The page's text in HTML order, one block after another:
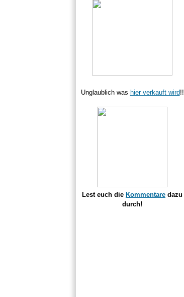
Unglaublich was hier verkauft wird!!
Lest euch die Kommentare dazu
durch!